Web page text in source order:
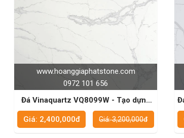
www.hoanggiaphatstone.com
0972 101 656
Đá Vinaquartz VQ8099W - Tạo dựng
không gian hiện đại và tinh tế
Giá: 2,400,000đ
Giá: 3,200,000đ